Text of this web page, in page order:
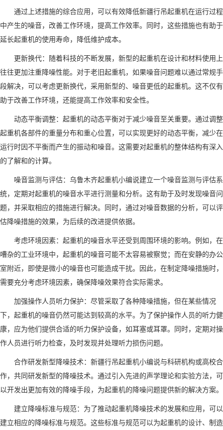
通过上述措施的综合应用，可以有效降低新疆行吊起重机在运行过程
中产生的噪音，改善工作环境，提高工作效率。同时，这些措施也有助于
延长起重机的使用寿命，降低维护成本。
更新换代：随着科技的不断发展，新型的起重机在设计和材料使用上
往往更加注重降噪性能。对于老旧起重机，如果噪音问题难以通过常规手
段解决，可以考虑更新换代，采用新型的、噪音更低的起重机。这不仅有
助于改善工作环境，还能提高工作效率和安全性。
动态平衡调整：起重机的动态平衡对于减少噪音至关重要。通过调整
起重机各部件的重量分布和重心位置，可以实现更好的动态平衡，减少在
运行时因不平衡而产生的振动和噪音。这需要对起重机的整体结构有深入
的了解和的计算。
噪音监测与评估： 乌鲁木齐起重机小编说建立一个噪音监测与评估系
统，定期对起重机的噪音水平进行测量和分析。这有助于及时发现噪音问
题，并采取相应的措施进行解决。同时，通过对噪音数据的分析，可以评
估降噪措施的效果，为后续的改进提供依据。
考虑环境因素：起重机的噪音水平还受到周围环境的影响。例如，在
嘈杂的工业环境中，起重机的噪音可能不太容易被察觉；而在安静的办公
室附近，即使是微小的噪音也可能造成干扰。因此，在制定降噪措施时，
需要充分考虑环境因素，确保降噪效果符合实际需求。
加强操作人员听力保护：尽管采取了各种降噪措施，但在某些情况
下，起重机的噪音仍然可能达到较高的水平。为了保护操作人员的听力健
康，应为他们提供合适的听力保护设备，如耳塞或耳罩。同时，定期对操
作人员进行听力检查，及时发现并处理听力损伤问题。
合作研发新型降噪技术： 新疆行吊起重机小编说与科研机构或高校合
作，共同研发新型的降噪技术。通过引入先进的声学理论和实验方法，可
以开发出更加有效的降噪手段，为起重机的降噪问题提供新的解决方案。
建立降噪标准与规范：为了推动起重机降噪技术的发展和应用，可以
建立相应的降噪标准与规范。这些标准与规范可以为起重机的设计、制造